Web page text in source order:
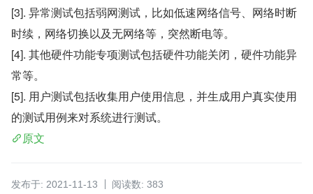
[3]. 异常测试包括弱网测试，比如低速网络信号、网络时断
时续，网络切换以及无网络等，突然断电等。
[4]. 其他硬件功能专项测试包括硬件功能关闭，硬件功能异
常等。
[5]. 用户测试包括收集用户使用信息，并生成用户真实使用
的测试用例来对系统进行测试。
原文
发布于: 2021-11-13 阅读数: 383